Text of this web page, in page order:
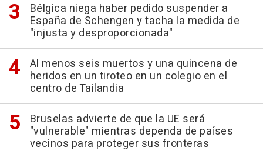
Bélgica niega haber pedido suspender a
España de Schengen y tacha la medida de
"injusta y desproporcionada"
Al menos seis muertos y una quincena de
heridos en un tiroteo en un colegio en el
centro de Tailandia
Bruselas advierte de que la UE será
"vulnerable" mientras dependa de países
vecinos para proteger sus fronteras